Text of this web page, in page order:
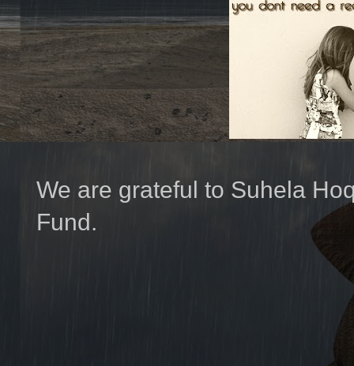
We are grateful to Suhela
Fund.